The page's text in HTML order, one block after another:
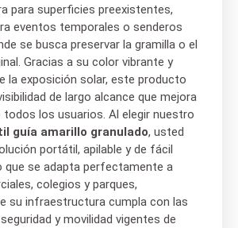
para superficies preexistentes,
eventos temporales o senderos
se busca preservar la gramilla o el
Gracias a su color vibrante y
la exposición solar, este producto
de largo alcance que mejora
todos los usuarios. Al elegir nuestro
guía amarillo granulado, usted
portátil, apilable y de fácil
que se adapta perfectamente a
colegios y parques,
su infraestructura cumpla con las
y movilidad vigentes de